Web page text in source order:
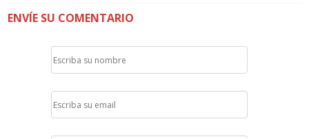
ENVÍE SU COMENTARIO